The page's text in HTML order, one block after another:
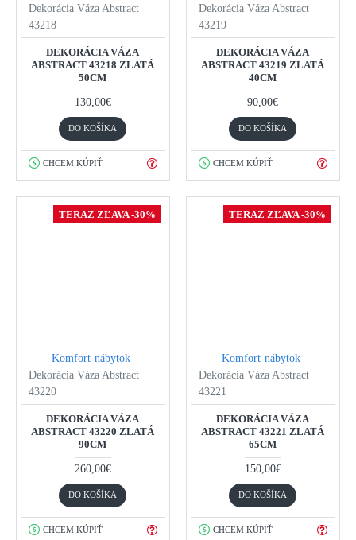
Dekorácia Váza Abstract
43218
DEKORÁCIA VÁZA
ABSTRACT 43218 ZLATÁ
50CM
130,00€
DO KOŠÍKA
CHCEM KÚPIŤ
Dekorácia Váza Abstract
43219
DEKORÁCIA VÁZA
ABSTRACT 43219 ZLATÁ
40CM
90,00€
DO KOŠÍKA
CHCEM KÚPIŤ
TERAZ ZĽAVA -30%
Komfort-nábytok
Dekorácia Váza Abstract
43220
DEKORÁCIA VÁZA
ABSTRACT 43220 ZLATÁ
90CM
260,00€
DO KOŠÍKA
CHCEM KÚPIŤ
TERAZ ZĽAVA -30%
Komfort-nábytok
Dekorácia Váza Abstract
43221
DEKORÁCIA VÁZA
ABSTRACT 43221 ZLATÁ
65CM
150,00€
DO KOŠÍKA
CHCEM KÚPIŤ